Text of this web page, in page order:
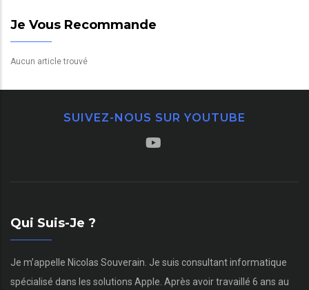
Je Vous Recommande
Aucun article trouvé
SUIVEZ-NOUS SUR YOUTUBE
Qui Suis-Je ?
Je m’appelle Nicolas Souverain. Je suis consultant informatique
spécialisé dans les solutions Apple. Après avoir travaillé 6 ans au